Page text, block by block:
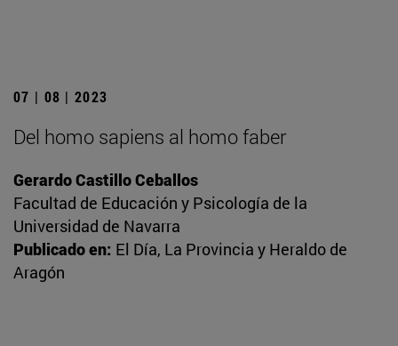
07 | 08 | 2023
Del homo sapiens al homo faber
Gerardo Castillo Ceballos
Facultad de Educación y Psicología de la
Universidad de Navarra
Publicado en: El Día, La Provincia y Heraldo de
Aragón